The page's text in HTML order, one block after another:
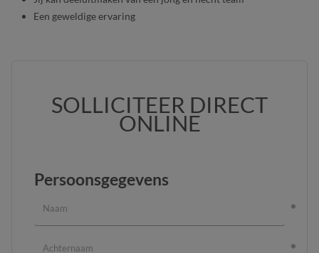
Een geweldige ervaring
SOLLICITEER DIRECT
ONLINE
Persoonsgegevens